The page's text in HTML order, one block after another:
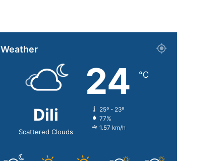
Weather
Dili
Scattered Clouds
24 ℃
25º - 23º
77%
1.57 km/h